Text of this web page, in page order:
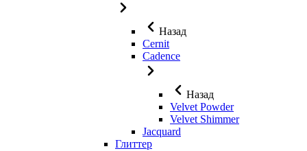
Назад
Cernit
Cadence
Назад
Velvet Powder
Velvet Shimmer
Jaсquard
Глиттер